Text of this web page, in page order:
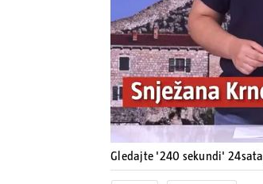
Gledajte '240 sekundi' 24sata